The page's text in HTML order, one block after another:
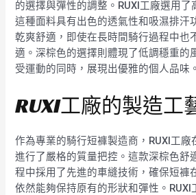
的選擇與彈性的調整。RUXI工廠選用了
這種面料具有出色的透氣性和吸濕排汗
乾爽舒適，即使在長時間騎行過程中也
適。深棕色的選擇則體現了低調穩重的
受運動的同時，展現出優雅的個人品味。
RUXI工廠的製造工
作為專業的騎行短褲製造商，RUXI工廠
進行了嚴格的質量把控。這款深棕色舒
程中採用了先進的車縫技術，確保短褲
依然能夠保持原有的形狀和彈性。RUXI